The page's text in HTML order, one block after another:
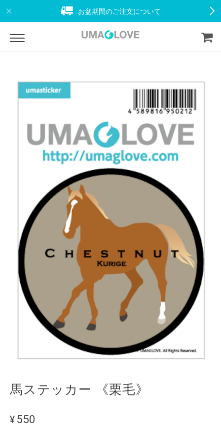
お盆期間のご注文について
馬ステッカー 《栗毛》
¥550